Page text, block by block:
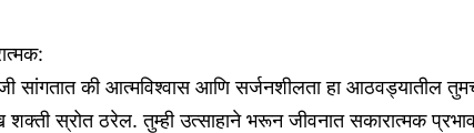
सांगतात की आत्मविश्वास आणि सर्जनशीलता हा आठवड्यातील
शक्ती स्रोत ठरेल. तुम्ही उत्साहाने भरून जीवनात सकारात्मक